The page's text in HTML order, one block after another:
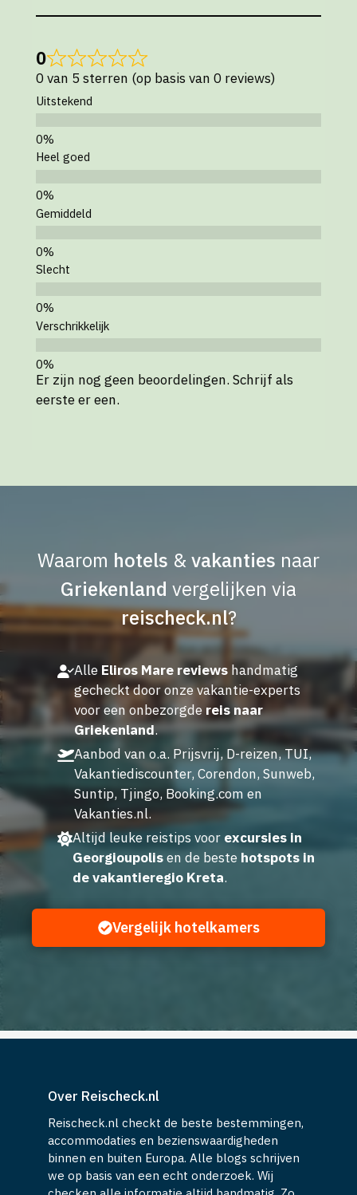
0
0 van 5 sterren (op basis van 0 reviews)
Uitstekend
Heel goed
Gemiddeld
Slecht
Verschrikkelijk
Er zijn nog geen beoordelingen. Schrijf als
eerste er een.
Waarom hotels & vakanties naar
Griekenland vergelijken via
reischeck.nl?
Alle Eliros Mare reviewshandmatig
gecheckt door onze vakantie-experts
voor een onbezorgde reis naar
Griekenland.
Aanbod van o.a. Prijsvrij, D-reizen, TUI,
Vakantiediscounter, Corendon, Sunweb,
Suntip, Tjingo, Booking.com en
Vakanties.nl.
Altijd leuke reistips voor excursies in
Georgioupolisen de beste hotspots in
de vakantieregio Kreta.
Vergelijk hotelkamers
Over Reischeck.nl
Reischeck.nl checkt de beste bestemmingen,
accommodaties en bezienswaardigheden
binnen en buiten Europa. Alle blogs schrijven
we op basis van een echt onderzoek. Wij